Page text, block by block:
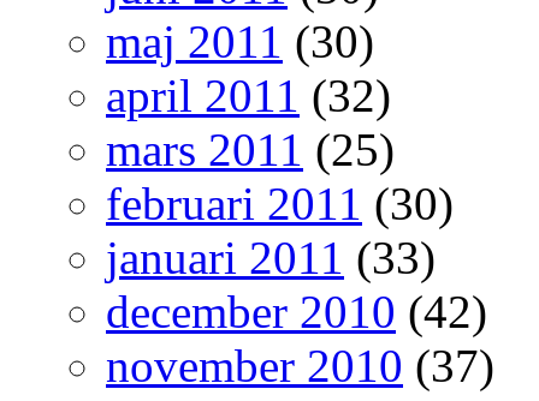
maj 2011 (30)
april 2011 (32)
mars 2011 (25)
februari 2011 (30)
januari 2011 (33)
december 2010 (42)
november 2010 (37)